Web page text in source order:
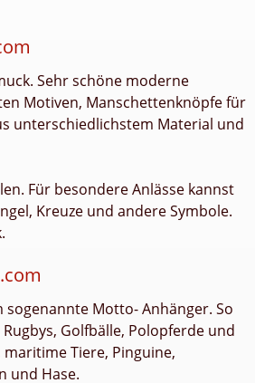
Sehr schöne moderne
Motiven, Manschettenknöpfe für
unterschiedlichstem Material und
Für besondere Anlässe kannst
Kreuze und andere Symbole.
Motto- Anhänger. So
Golfbälle, Polopferde und
Tiere, Pinguine,
und Hase.